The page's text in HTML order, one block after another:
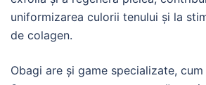
uniformizarea culorii tenului și la
de colagen.
Obagi are și game specializate,